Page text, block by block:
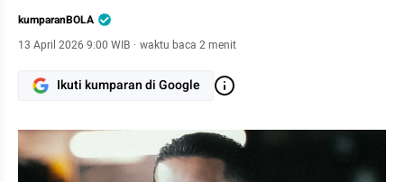
kumparanBOLA
13 April 2026 9:00 WIB · waktu baca 2 menit
Ikuti kumparan di Google